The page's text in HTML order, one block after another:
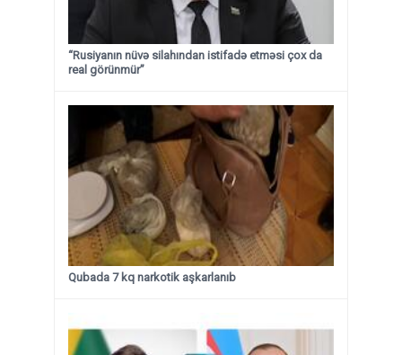
“Rusiyanın nüvə silahından istifadə etməsi çox da
real görünmür”
Qubada 7 kq narkotik aşkarlanıb